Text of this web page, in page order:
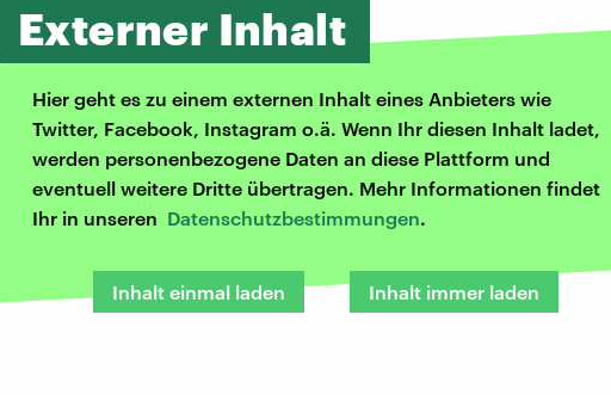
Externer Inhalt
Hier geht es zu einem externen Inhalt eines Anbieters wie
Twitter, Facebook, Instagram o.ä. Wenn Ihr diesen Inhalt ladet,
werden personenbezogene Daten an diese Plattform und
eventuell weitere Dritte übertragen. Mehr Informationen findet
Ihr in unseren Datenschutzbestimmungen.
Inhalt einmal laden Inhalt immer laden